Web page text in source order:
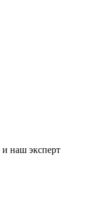
и наш эксперт